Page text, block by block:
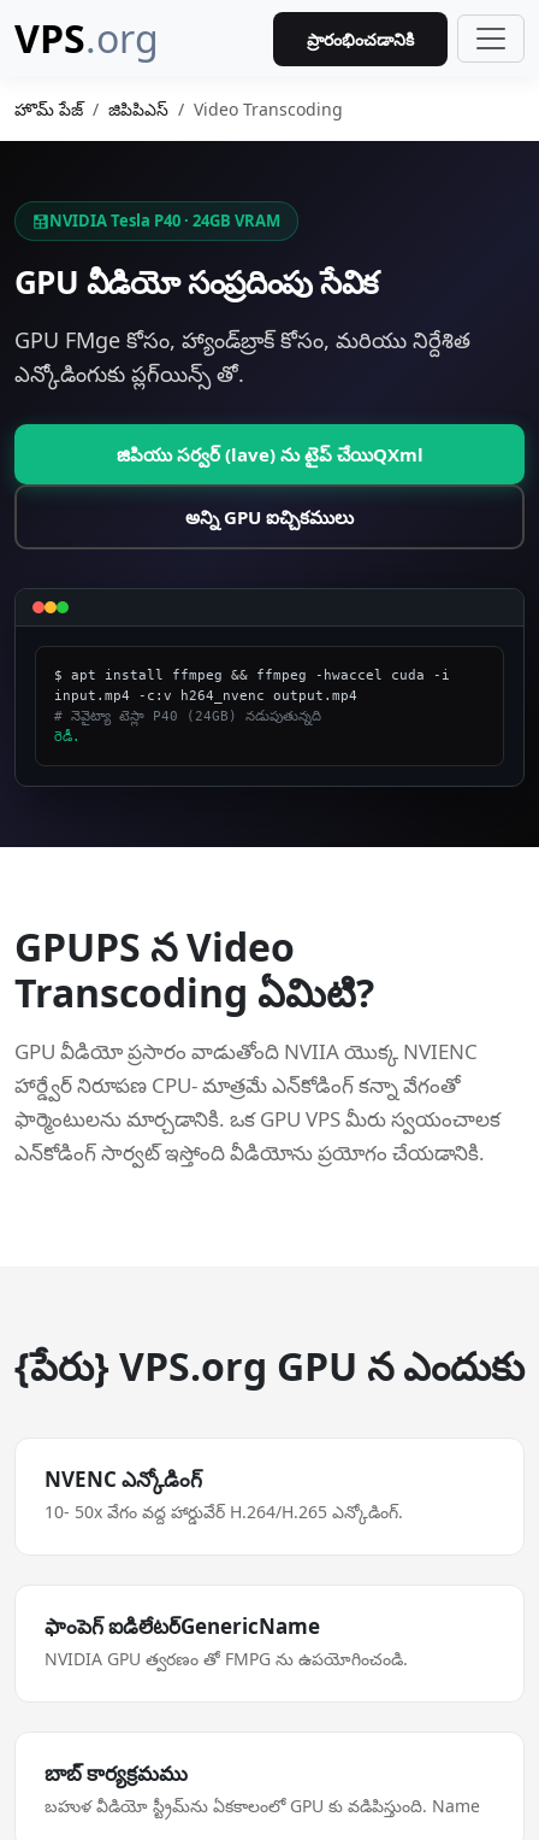
VPS.org ప్రారంభించడానికి
హొమ్ పేజ్ జిపిపిఎస్ Video Transcoding
NVIDIA Tesla P40 · 24GB VRAM
GPU వీడియో సంప్రదింపు సేవిక
GPU FMge కోసం, హ్యాండ్‌బ్రాక్ కోసం, మరియు నిర్దేశిత
ఎన్కోడింగుకు ప్లగ్‌యిన్స్ తో.
జిపియు సర్వర్ (lave) ను టైప్ చేయిQXml
అన్ని GPU ఐచ్చికములు
$ apt install ffmpeg && ffmpeg -hwaccel cuda -i
# నెవైట్యా టెస్లా P40 (24GB) నడుపుతున్నది
రెడీ.
GPUPS న Video
Transcoding ఏమిటి?
GPU వీడియో ప్రసారం వాడుతోంది NVIIA యొక్క NVIENC
హార్డ్వేర్ నిరూపణ CPU- మాత్రమే ఎన్‌కోడింగ్ కన్నా వేగంతో
ఫార్మెంటులను మార్చడానికి. ఒక GPU VPS మీరు స్వయంచాలక
ఎన్‌కోడింగ్ సార్వట్ ఇస్తోంది వీడియోను ప్రయోగం చేయడానికి.
{పేరు} VPS.org GPU న ఎందుకు
NVENC ఎన్కోడింగ్
10- 50x వేగం వద్ద హార్డువేర్ H.264/H.265 ఎన్కోడింగ్.
ఫాంపెగ్ ఐడిలేటర్GenericName
NVIDIA GPU త్వరణం తో FMPG ను ఉపయోగించండి.
బాబ్‌ కార్యక్రమము
బహుళ వీడియో స్ట్రీమ్‌ను ఏకకాలంలో GPU కు వడిపిస్తుంది. Name